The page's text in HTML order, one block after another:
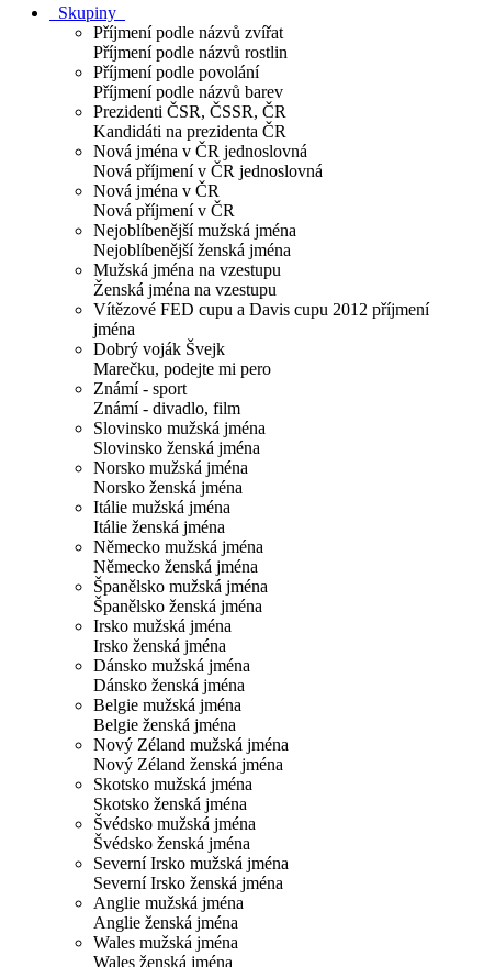
Skupiny
Příjmení podle názvů zvířat
Příjmení podle názvů rostlin
Příjmení podle povolání
Příjmení podle názvů barev
Prezidenti ČSR, ČSSR, ČR
Kandidáti na prezidenta ČR
Nová jména v ČR jednoslovná
Nová příjmení v ČR jednoslovná
Nová jména v ČR
Nová příjmení v ČR
Nejoblíbenější mužská jména
Nejoblíbenější ženská jména
Mužská jména na vzestupu
Ženská jména na vzestupu
Vítězové FED cupu a Davis cupu 2012 příjmení
jména
Dobrý voják Švejk
Marečku, podejte mi pero
Známí - sport
Známí - divadlo, film
Slovinsko mužská jména
Slovinsko ženská jména
Norsko mužská jména
Norsko ženská jména
Itálie mužská jména
Itálie ženská jména
Německo mužská jména
Německo ženská jména
Španělsko mužská jména
Španělsko ženská jména
Irsko mužská jména
Irsko ženská jména
Dánsko mužská jména
Dánsko ženská jména
Belgie mužská jména
Belgie ženská jména
Nový Zéland mužská jména
Nový Zéland ženská jména
Skotsko mužská jména
Skotsko ženská jména
Švédsko mužská jména
Švédsko ženská jména
Severní Irsko mužská jména
Severní Irsko ženská jména
Anglie mužská jména
Anglie ženská jména
Wales mužská jména
Wales ženská jména